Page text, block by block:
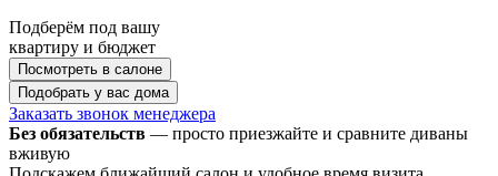
Подберём под вашу
квартиру и бюджет
Посмотреть в салоне
Подобрать у вас дома
Заказать звонок менеджера
Без обязательств — просто приезжайте и сравните диваны
вживую